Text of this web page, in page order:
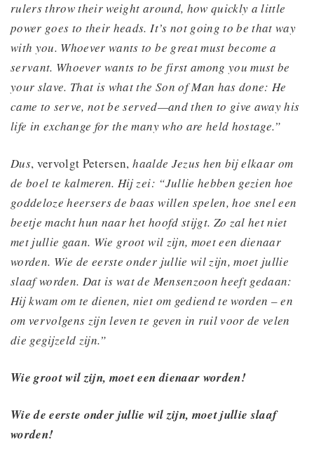
rulers throw their weight around, how quickly a little
power goes to their heads. It’s not going to be that way
with you. Whoever wants to be great must become a
servant. Whoever wants to be first among you must be
your slave. That is what the Son of Man has done: He
came to serve, not be served—and then to give away his
life in exchange for the many who are held hostage.”
Dus, vervolgt Petersen,haalde Jezus hen bij elkaar om
de boel te kalmeren. Hij zei: “Jullie hebben gezien hoe
goddeloze heersers de baas willen spelen, hoe snel een
beetje macht hun naar het hoofd stijgt. Zo zal het niet
met jullie gaan. Wie groot wil zijn, moet een dienaar
worden. Wie de eerste onder jullie wil zijn, moet jullie
slaaf worden. Dat is wat de Mensenzoon heeft gedaan:
Hij kwam om te dienen, niet om gediend te worden – en
om vervolgens zijn leven te geven in ruil voor de velen
die gegijzeld zijn.”
Wie groot wil zijn, moet een dienaar worden!
Wie de eerste onder jullie wil zijn, moet jullie slaaf
worden!